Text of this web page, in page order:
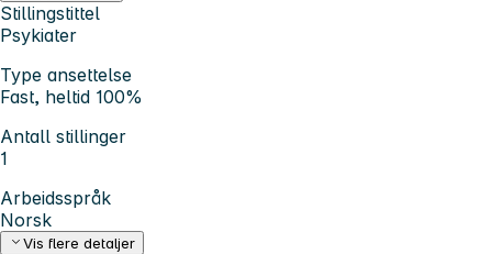
Stillingstittel
Psykiater
Type ansettelse
Fast, heltid 100%
Antall stillinger
1
Arbeidsspråk
Norsk
Vis flere detaljer